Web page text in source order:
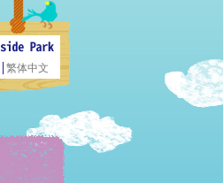
繁体中文